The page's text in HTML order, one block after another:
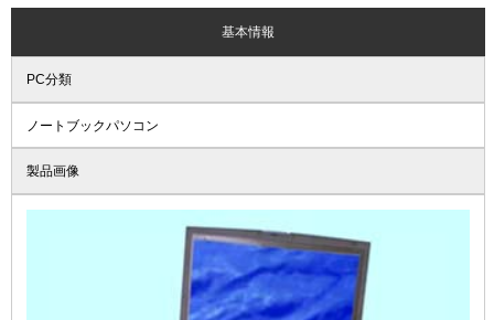
基本情報
PC分類
ノートブックパソコン
製品画像